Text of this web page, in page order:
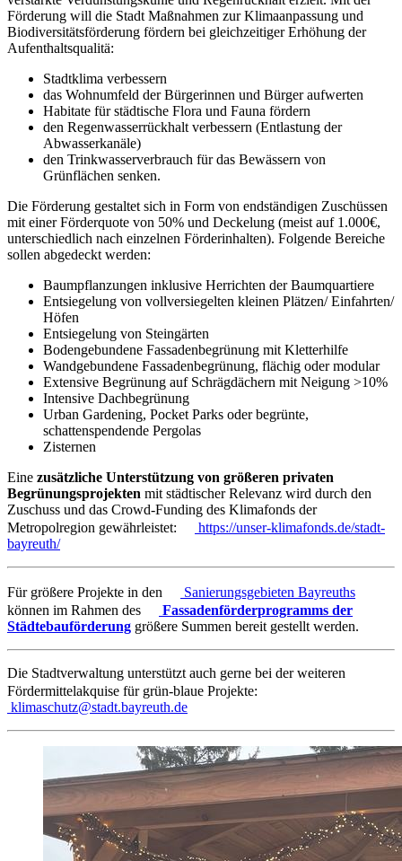
Förderung will die Stadt Maßnahmen zur Klimaanpassung und
Biodiversitätsförderung fördern bei gleichzeitiger Erhöhung der
Aufenthaltsqualitä:
Stadtklima verbessern
das Wohnumfeld der Bürgerinnen und Bürger aufwerten
Habitate für städtische Flora und Fauna fördern
den Regenwasserrückhalt verbessern (Entlastung der
Abwasserkanäle)
den Trinkwasserverbrauch für das Bewässern von
Grünflächen senken.
Die Förderung gestaltet sich in Form von endständigen Zuschüssen
mit einer Förderquote von 50% und Deckelung (meist auf 1.000€,
unterschiedlich nach einzelnen Förderinhalten). Folgende Bereiche
sollen abgedeckt werden:
Baumpflanzungen inklusive Herrichten der Baumquartiere
Entsiegelung von vollversiegelten kleinen Plätzen/ Einfahrten/
Höfen
Entsiegelung von Steingärten
Bodengebundene Fassadenbegrünung mit Kletterhilfe
Wandgebundene Fassadenbegrünung, flächig oder modular
Extensive Begrünung auf Schrägdächern mit Neigung >10%
Intensive Dachbegrünung
Urban Gardening, Pocket Parks oder begrünte,
schattenspendende Pergolas
Zisternen
Eine zusätzliche Unterstützung von größeren privaten
Begrünungsprojekten mit städtischer Relevanz wird durch den
Zuschuss und das Crowd-Funding des Klimafonds der
Metropolregion gewährleistet:
https://unser-klimafonds.de/stadt-
bayreuth/
Für größere Projekte in den Sanierungsgebieten Bayreuths
können im Rahmen des
Fassadenförderprogramms der
Städtebauförderung größere Summen bereit gestellt werden.
Die Stadtverwaltung unterstützt auch gerne bei der weiteren
Fördermittelakquise für grün-blaue Projekte:
klimaschutz@stadt.bayreuth.de